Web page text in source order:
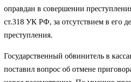
оправдан в совершении
ст.318 УК РФ, за отсутствием в его
преступления.
Государственный обвинитель в
поставил вопрос об отмене